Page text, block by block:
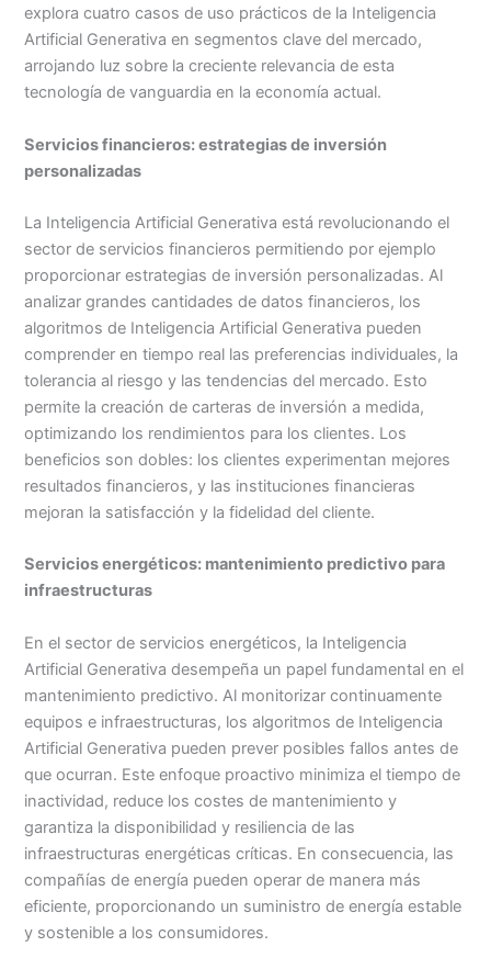
explora cuatro casos de uso prácticos de la Inteligencia
Artificial Generativa en segmentos clave del mercado,
arrojando luz sobre la creciente relevancia de esta
tecnología de vanguardia en la economía actual.
Servicios financieros: estrategias de inversión
personalizadas
La Inteligencia Artificial Generativa está revolucionando el
sector de servicios financieros permitiendo por ejemplo
proporcionar estrategias de inversión personalizadas. Al
analizar grandes cantidades de datos financieros, los
algoritmos de Inteligencia Artificial Generativa pueden
comprender en tiempo real las preferencias individuales, la
tolerancia al riesgo y las tendencias del mercado. Esto
permite la creación de carteras de inversión a medida,
optimizando los rendimientos para los clientes. Los
beneficios son dobles: los clientes experimentan mejores
resultados financieros, y las instituciones financieras
mejoran la satisfacción y la fidelidad del cliente.
Servicios energéticos: mantenimiento predictivo para
infraestructuras
En el sector de servicios energéticos, la Inteligencia
Artificial Generativa desempeña un papel fundamental en el
mantenimiento predictivo. Al monitorizar continuamente
equipos e infraestructuras, los algoritmos de Inteligencia
Artificial Generativa pueden prever posibles fallos antes de
que ocurran. Este enfoque proactivo minimiza el tiempo de
inactividad, reduce los costes de mantenimiento y
garantiza la disponibilidad y resiliencia de las
infraestructuras energéticas críticas. En consecuencia, las
compañías de energía pueden operar de manera más
eficiente, proporcionando un suministro de energía estable
y sostenible a los consumidores.